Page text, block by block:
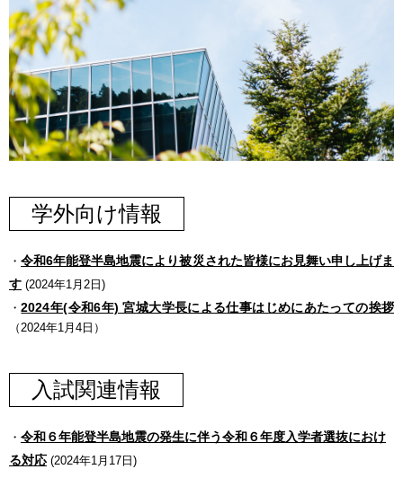
学外向け情報
・令和6年能登半島地震により被災された皆様にお見舞い申し上げま
す (2024年1月2日)
・2024年(令和6年) 宮城大学長による仕事はじめにあたっての挨拶
（2024年1月4日）
入試関連情報
・ 令和６年能登半島地震の発生に伴う令和６年度入学者選抜におけ
る対応 (2024年1月17日)